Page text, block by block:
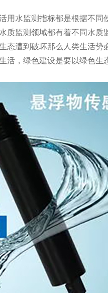
活用水监测指标都是根据不
监测领域都有着不同水质
态遭到破坏那么人类生活势
，绿色建设是要以绿色生